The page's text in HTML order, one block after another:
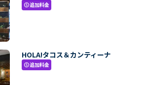
paid追加料金
HOLA!タコス＆カンティーナ
paid追加料金